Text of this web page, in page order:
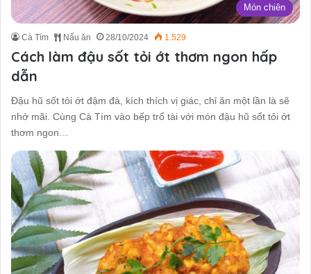
Món chiên
Cà Tím Nấu ăn 28/10/2024 1.529
Cách làm đậu sốt tỏi ớt thơm ngon hấp
dẫn
Đậu hũ sốt tỏi ớt đậm đà, kích thích vị giác, chỉ ăn một lần là sẽ
nhớ mãi. Cùng Cà Tím vào bếp trổ tài với món đậu hũ sốt tỏi ớt
thơm ngon…